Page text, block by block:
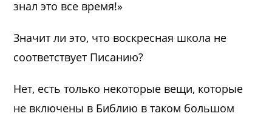
знал это все время!»
Значит ли это, что воскресная школа не
соответствует Писанию?
Нет, есть только некоторые вещи, которые
не включены в Библию в таком большом